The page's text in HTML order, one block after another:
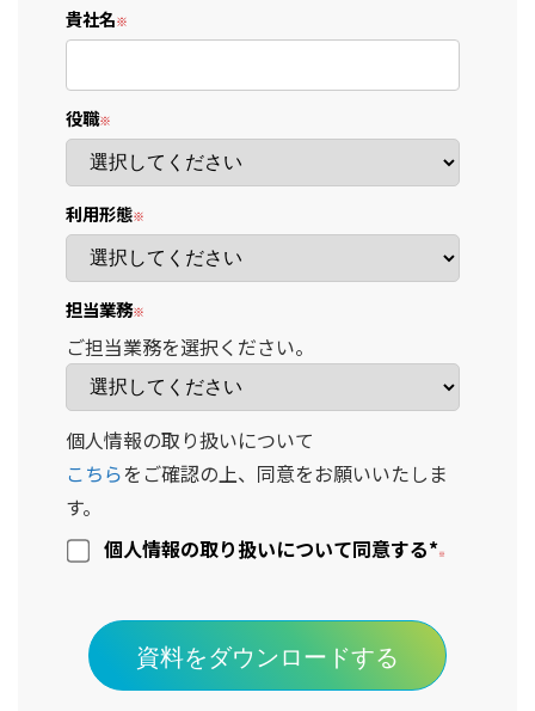
貴社名
役職
利用形態
担当業務
ご担当業務を選択ください。
個人情報の取り扱いについて
こちらをご確認の上、同意をお願いいたしま
す。
個人情報の取り扱いについて同意する*